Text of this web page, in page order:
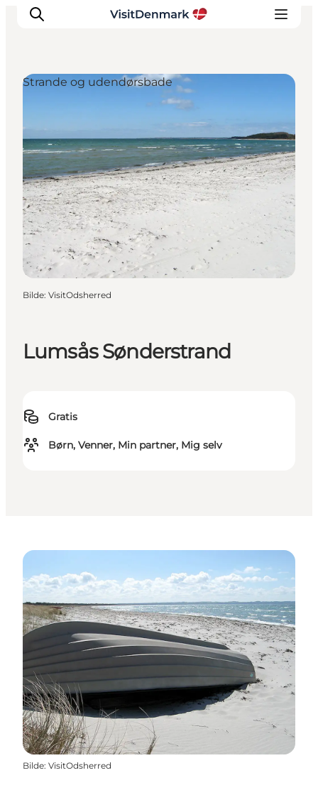
Reisemål
Aktiviteter
Overnatting
Planlegg reisen
Lumsås Sønderstrand
Gratis
Børn, Venner, Min partner, Mig selv
Strande og udendørsbade
Bilde: VisitOdsherred
Bilde: VisitOdsherred